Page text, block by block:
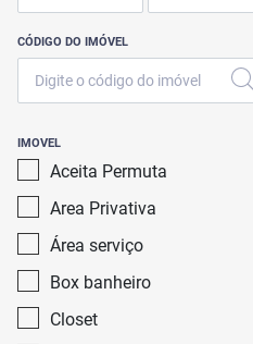
CÓDIGO DO IMÓVEL
IMOVEL
Aceita Permuta
Area Privativa
Área serviço
Box banheiro
Closet